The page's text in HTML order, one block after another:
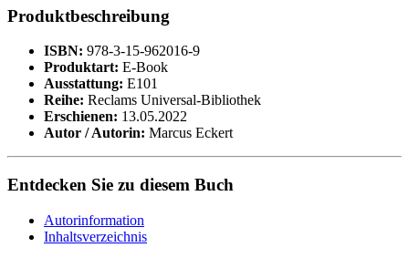
Produktbeschreibung
ISBN: 978-3-15-962016-9
Produktart: E-Book
Ausstattung: E101
Reihe: Reclams Universal-Bibliothek
Erschienen: 13.05.2022
Autor / Autorin: Marcus Eckert
Entdecken Sie zu diesem Buch
Autorinformation
Inhaltsverzeichnis